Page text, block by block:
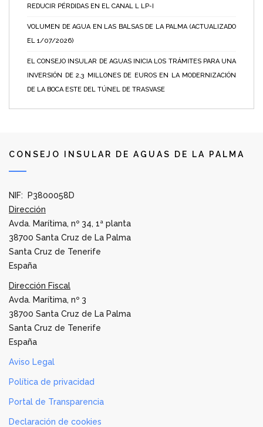
REDUCIR PÉRDIDAS EN EL CANAL L LP-I
VOLUMEN DE AGUA EN LAS BALSAS DE LA PALMA (ACTUALIZADO
EL 1/07/2026)
EL CONSEJO INSULAR DE AGUAS INICIA LOS TRÁMITES PARA UNA
INVERSIÓN DE 2,3 MILLONES DE EUROS EN LA MODERNIZACIÓN
DE LA BOCA ESTE DEL TÚNEL DE TRASVASE
CONSEJO INSULAR DE AGUAS DE LA PALMA
NIF: P3800058D
Dirección
Avda. Marítima, nº 34, 1ª planta
38700 Santa Cruz de La Palma
Santa Cruz de Tenerife
España
Dirección Fiscal
Avda. Marítima, nº 3
38700 Santa Cruz de La Palma
Santa Cruz de Tenerife
España
Aviso Legal
Política de privacidad
Portal de Transparencia
Declaración de cookies